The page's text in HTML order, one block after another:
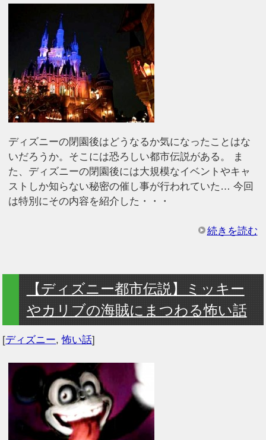
ディズニーの閉園後はどうなるか気になったことはな
いだろうか。そこには恐ろしい都市伝説がある。 ま
た、ディズニーの閉園後には大規模なイベントやキャ
ストしか知らない秘密の催し事が行われていた… 今回
は特別にその内容を紹介した・・・
続きを読む
【ディズニー都市伝説】ミッキー
やカリブの海賊にまつわる怖い話
[ディズニー,怖い話]